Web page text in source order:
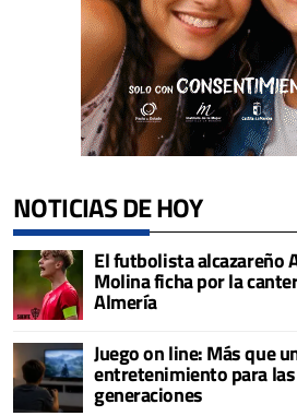
NOTICIAS DE HOY
El futbolista alcazareño
Molina ficha por la
Almería
Juego on line: Más que
entretenimiento para
generaciones